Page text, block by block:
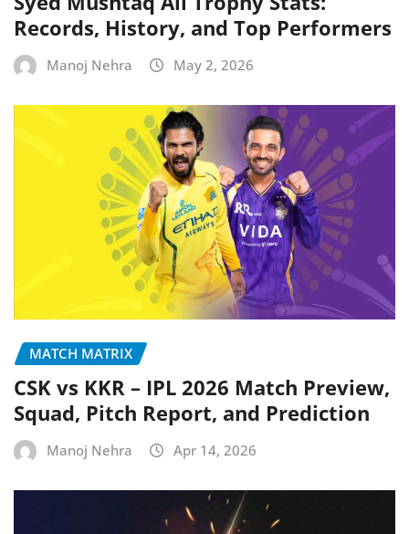
Records, History, and Top Performers
Manoj Nehra May 2, 2026
MATCH MATRIX
CSK vs KKR – IPL 2026 Match Preview,
Squad, Pitch Report, and Prediction
Manoj Nehra Apr 14, 2026